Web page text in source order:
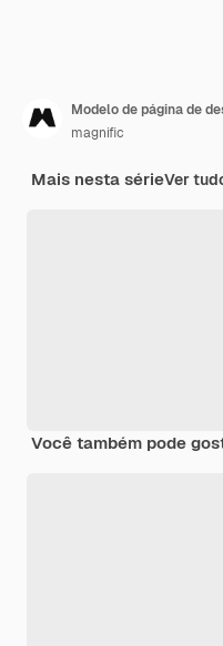
Modelo de página de
magnific
Mais nesta sérieVer
Você também pode